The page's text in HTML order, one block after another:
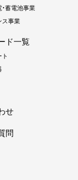
蓄電池事業
ス事業
ド一覧
せ
問